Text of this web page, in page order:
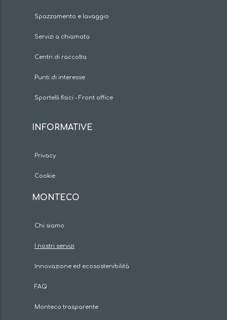
Spazzamento e lavaggio
Servizi a chiamata
Centri di raccolta
Punti di interesse
Sportelli fisici - Front office
INFORMATIVE
Privacy
Cookie
MONTECO
Chi siamo
I nostri servizi
Innovazione ed ecosostenibilità
FAQ
Monteco trasparente